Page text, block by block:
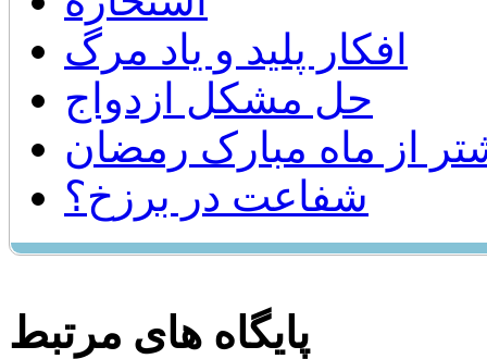
افکار پلید و یاد مرگ
حل مشكل ازدواج
از ماه مبارک رمضان
شفاعت در برزخ؟
پایگاه های مرتبط